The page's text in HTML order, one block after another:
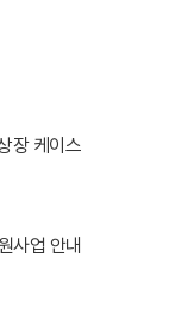
장 케이스
사업 안내